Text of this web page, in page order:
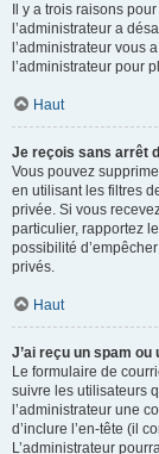
Il y a trois raisons
l’administrateur a
l’administrateur vous
l’administrateur pour
Haut
Je reçois sans arrêt
Vous pouvez
en utilisant les filtres
privée. Si vous
particulier, rapportez
possibilité
privés.
Haut
J’ai reçu un spam
Le formulaire de
suivre les utilisateurs
l’administrateur une
d’inclure l’en-tête (il
L’administrateur